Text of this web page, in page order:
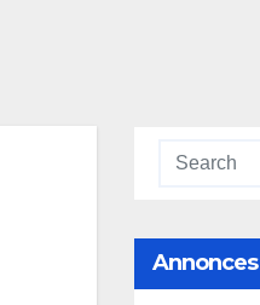
Annonces